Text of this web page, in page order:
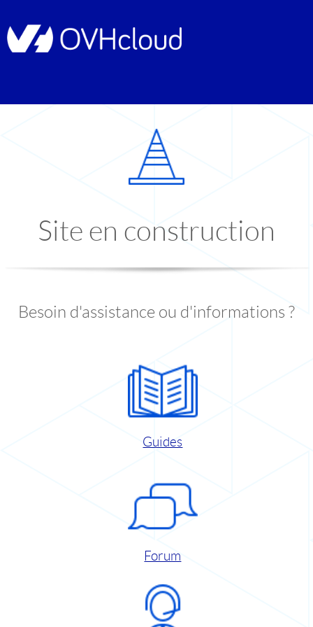
Site en construction
Besoin d'assistance ou d'informations ?
Guides
Forum